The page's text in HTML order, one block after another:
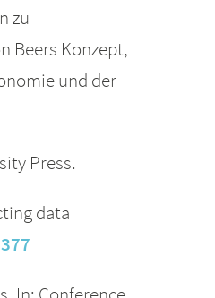
zu
Beers Konzept,
und der
Press.
data